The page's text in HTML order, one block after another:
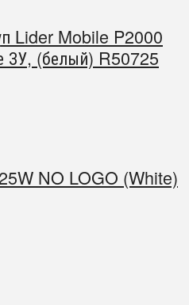
Lider Mobile P2000
ЗУ, (белый) R50725
NO LOGO (White)